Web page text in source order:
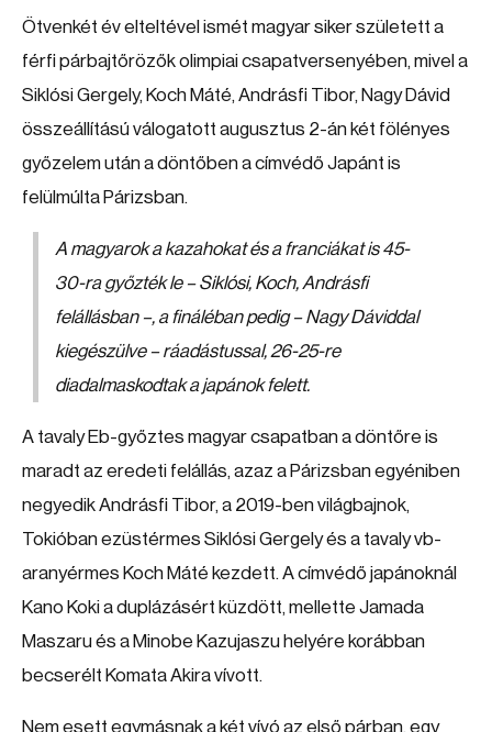
Ötvenkét év elteltével ismét magyar siker született a
férfi párbajtőrözők olimpiai csapatversenyében, mivel a
Siklósi Gergely, Koch Máté, Andrásfi Tibor, Nagy Dávid
összeállítású válogatott augusztus 2-án két fölényes
győzelem után a döntőben a címvédő Japánt is
felülmúlta Párizsban.
A magyarok a kazahokat és a franciákat is 45-
30-ra győzték le – Siklósi, Koch, Andrásfi
felállásban –, a fináléban pedig – Nagy Dáviddal
kiegészülve – ráadástussal, 26-25-re
diadalmaskodtak a japánok felett.
A tavaly Eb-győztes magyar csapatban a döntőre is
maradt az eredeti felállás, azaz a Párizsban egyéniben
negyedik Andrásfi Tibor, a 2019-ben világbajnok,
Tokióban ezüstérmes Siklósi Gergely és a tavaly vb-
aranyérmes Koch Máté kezdett. A címvédő japánoknál
Kano Koki a duplázásért küzdött, mellette Jamada
Maszaru és a Minobe Kazujaszu helyére korábban
becserélt Komata Akira vívott.
Nem esett egymásnak a két vívó az első párban, egy